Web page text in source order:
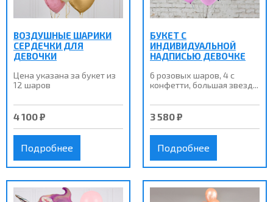
ВОЗДУШНЫЕ ШАРИКИ
СЕРДЕЧКИ ДЛЯ
ДЕВОЧКИ
Цена указана за букет из
12 шаров
4 100 ₽
Подробнее
БУКЕТ С
ИНДИВИДУАЛЬНОЙ
НАДПИСЬЮ ДЕВОЧКЕ
6 розовых шаров, 4 с
конфетти, большая звезд...
3 580 ₽
Подробнее